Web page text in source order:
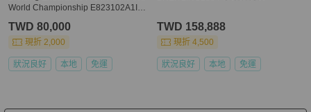
World Championship E823102A1I1S
TWD 80,000
現折 2,000
狀況良好 本地 免運
TWD 158,888
現折 4,500
狀況良好 本地 免運